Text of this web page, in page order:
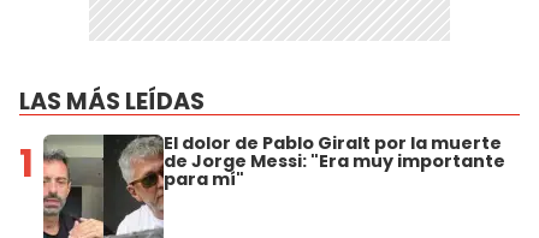
LAS MÁS LEÍDAS
1 El dolor de Pablo Giralt por la muerte
de Jorge Messi: "Era muy importante
para mí"